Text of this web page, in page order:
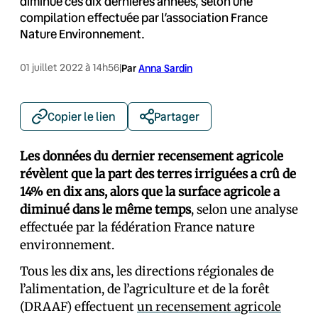
compilation effectuée par l’association France
Nature Environnement.
01 juillet 2022 à 14h56|ParAnna Sardin
Copier le lien Partager
Les données du dernier recensement agricole
révèlent que la part des terres irriguées a crû de
14% en dix ans, alors que la surface agricole a
diminué dans le même temps, selon une analyse
effectuée par la fédération France nature
environnement.
Tous les dix ans, les directions régionales de
l’alimentation, de l’agriculture et de la forêt
(DRAAF) effectuentun recensement agricole